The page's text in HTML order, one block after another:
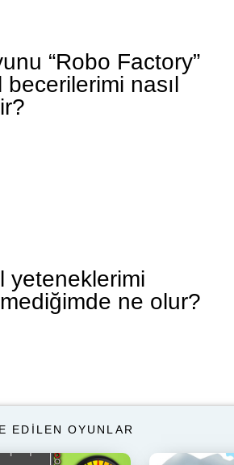
“Robo Factory”
becerilerimi nasıl
yeteneklerimi
ne olur?
EDILEN OYUNLAR